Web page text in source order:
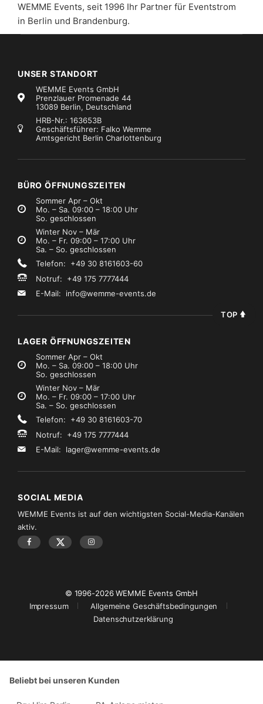
WEMME Events, seit 1996 Ihr Partner für Eventstrom
in Berlin und Brandenburg.
UNSER STANDORT
WEMME Events GmbH
Prenzlauer Promenade 44
13089 Berlin, Deutschland
HRB-Nr.: 163653B
Geschäftsführer: Falko Wemme
Amtsgericht Berlin Charlottenburg
BÜRO ÖFFNUNGSZEITEN
Sommer Apr – Okt
Mo. – Sa. 09:00 – 18:00 Uhr
So. geschlossen
Winter Nov – Mär
Mo. – Fr. 09:00 – 17:00 Uhr
Sa. – So. geschlossen
Telefon: +49 30 8161603-60
Notruf: +49 175 7777444
E-Mail: info@wemme-events.de
LAGER ÖFFNUNGSZEITEN
Sommer Apr – Okt
Mo. – Sa. 09:00 – 18:00 Uhr
So. geschlossen
Winter Nov – Mär
Mo. – Fr. 09:00 – 17:00 Uhr
Sa. – So. geschlossen
Telefon: +49 30 8161603-70
Notruf: +49 175 7777444
E-Mail: lager@wemme-events.de
SOCIAL MEDIA
WEMME Events ist auf den wichtigsten Social-Media-Kanälen
aktiv.
© 1996-2026 WEMME Events GmbH
Impressum
Allgemeine Geschäftsbedingungen
Datenschutzerklärung
TOP
Beliebt bei unseren Kunden